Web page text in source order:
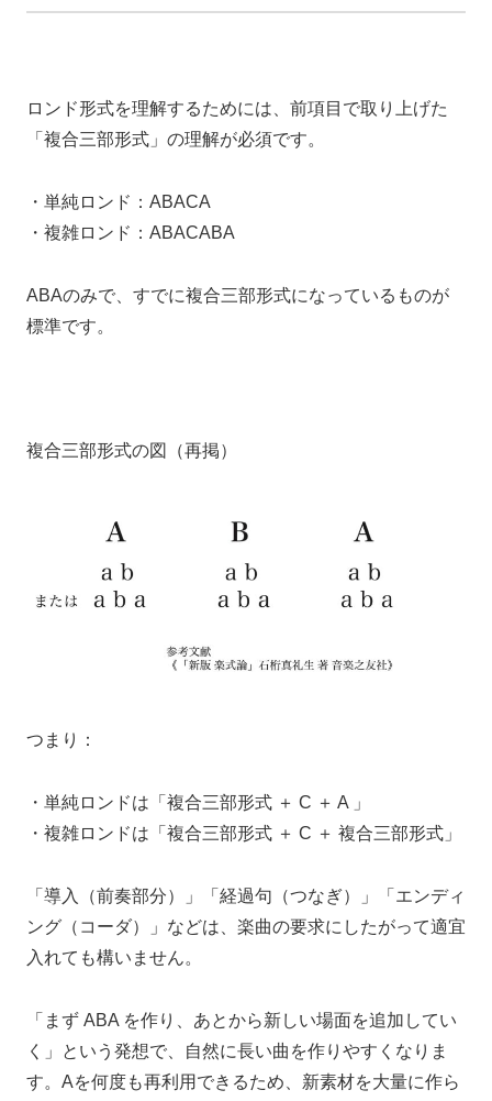
ロンド形式を理解するためには、前項目で取り上げた
「複合三部形式」の理解が必須です。
・単純ロンド：ABACA
・複雑ロンド：ABACABA
ABAのみで、すでに複合三部形式になっているものが
標準です。
複合三部形式の図（再掲）
つまり：
・単純ロンドは「複合三部形式 ＋ C ＋ A 」
・複雑ロンドは「複合三部形式 ＋ C ＋ 複合三部形式」
「導入（前奏部分）」「経過句（つなぎ）」「エンディ
ング（コーダ）」などは、楽曲の要求にしたがって適宜
入れても構いません。
「まず ABA を作り、あとから新しい場面を追加してい
く」という発想で、自然に長い曲を作りやすくなりま
す。Aを何度も再利用できるため、新素材を大量に作ら